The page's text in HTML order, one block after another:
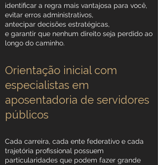
identificar a regra mais vantajosa para você,
evitar erros administrativos,
antecipar decisões estratégicas,
e garantir que nenhum direito seja perdido ao
longo do caminho.
Orientação inicial com
especialistas em
aposentadoria de servidores
públicos
Cada carreira, cada ente federativo e cada
trajetória profissional possuem
particularidades que podem fazer grande